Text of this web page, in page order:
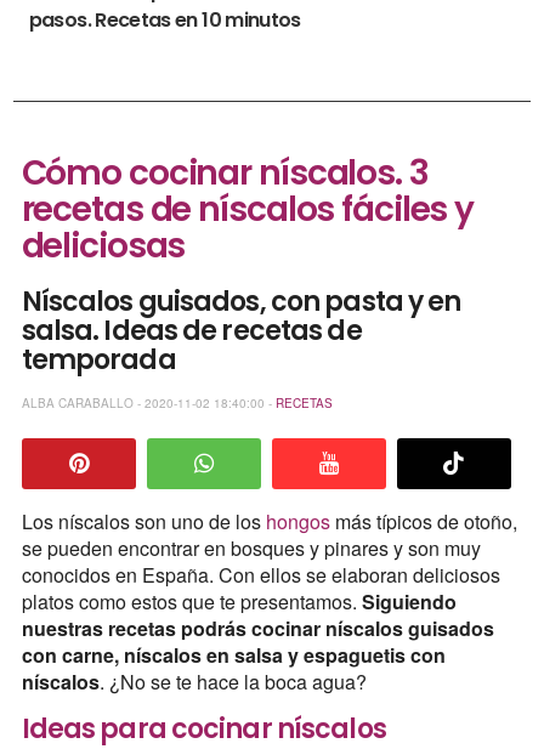
pasos. Recetas en 10 minutos
Cómo cocinar níscalos. 3
recetas de níscalos fáciles y
deliciosas
Níscalos guisados, con pasta y en
salsa. Ideas de recetas de
temporada
ALBA CARABALLO - 2020-11-02 18:40:00 - RECETAS
Los níscalos son uno de los hongosmás típicos de otoño,
se pueden encontrar en bosques y pinares y son muy
conocidos en España. Con ellos se elaboran deliciosos
platos como estos que te presentamos. Siguiendo
nuestras recetas podrás cocinar níscalos guisados
con carne, níscalos en salsa y espaguetis con
níscalos. ¿No se te hace la boca agua?
Ideas para cocinar níscalos